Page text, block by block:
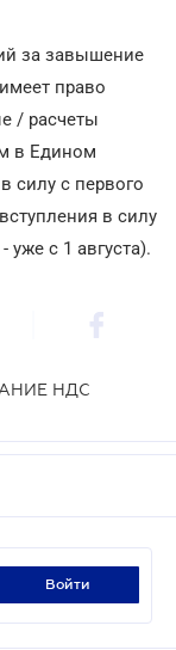
за завышение
право
/ расчеты
в Едином
силу с первого
в силу
с 1 августа).
НДС
войти